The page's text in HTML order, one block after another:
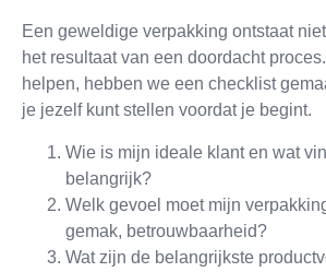
Een geweldige verpakking ontstaat
het resultaat van een doordacht
helpen, hebben we een checklist
je jezelf kunt stellen voordat je begint.
Wie is mijn ideale klant en wat
belangrijk?
Welk gevoel moet mijn
gemak, betrouwbaarheid?
Wat zijn de belangrijkste